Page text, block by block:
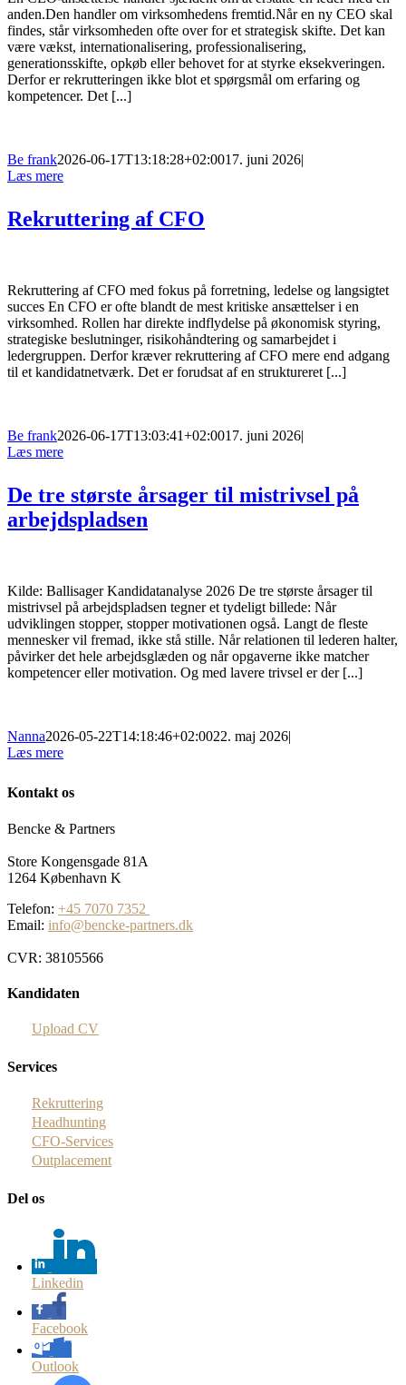
anden.Den handler om virksomhedens fremtid.Når en ny CEO skal
findes, står virksomheden ofte over for et strategisk skifte. Det kan
være vækst, internationalisering, professionalisering,
generationsskifte, opkøb eller behovet for at styrke eksekveringen.
Derfor er rekrutteringen ikke blot et spørgsmål om erfaring og
kompetencer. Det [...]
Be frank2026-06-17T13:18:28+02:0017. juni 2026|
Læs mere
Rekruttering af CFO
Rekruttering af CFO med fokus på forretning, ledelse og langsigtet
succes En CFO er ofte blandt de mest kritiske ansættelser i en
virksomhed. Rollen har direkte indflydelse på økonomisk styring,
strategiske beslutninger, risikohåndtering og samarbejdet i
ledergruppen. Derfor kræver rekruttering af CFO mere end adgang
til et kandidatnetværk. Det er forudsat af en struktureret [...]
Be frank2026-06-17T13:03:41+02:0017. juni 2026|
Læs mere
De tre største årsager til mistrivsel på
arbejdspladsen
Kilde: Ballisager Kandidatanalyse 2026 De tre største årsager til
mistrivsel på arbejdspladsen tegner et tydeligt billede: Når
udviklingen stopper, stopper motivationen også. Langt de fleste
mennesker vil fremad, ikke stå stille. Når relationen til lederen halter,
påvirker det hele arbejdsglæden og når opgaverne ikke matcher
kompetencer eller motivation. Og med lavere trivsel er der [...]
Nanna2026-05-22T14:18:46+02:0022. maj 2026|
Læs mere
Kontakt os
Bencke & Partners
Store Kongensgade 81A
1264 København K
Telefon: +45 7070 7352
Email: info@bencke-partners.dk
CVR: 38105566
Kandidaten
Upload CV
Services
Rekruttering
Headhunting
CFO-Services
Outplacement
Del os
Linkedin
Facebook
Outlook